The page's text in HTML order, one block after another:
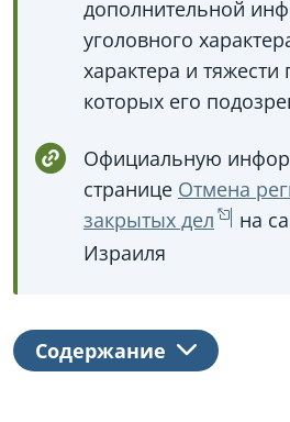
дополнительной
уголовного
характера и тяжести
которых его
Официальную
странице Отмена
закрытых дел
на
Израиля
Содержание